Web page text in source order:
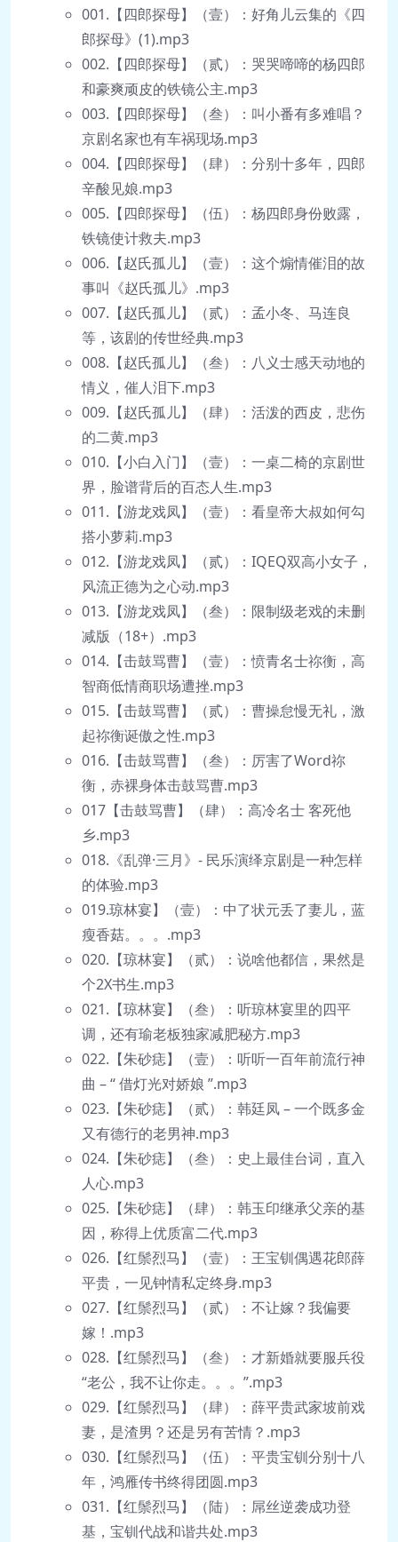
001.【四郎探母】（壹）：好角儿云集的《四
郎探母》(1).mp3
002.【四郎探母】（贰）：哭哭啼啼的杨四郎
和豪爽顽皮的铁镜公主.mp3
003.【四郎探母】（叁）：叫小番有多难唱？
京剧名家也有车祸现场.mp3
004.【四郎探母】（肆）：分别十多年，四郎
辛酸见娘.mp3
005.【四郎探母】（伍）：杨四郎身份败露，
铁镜使计救夫.mp3
006.【赵氏孤儿】（壹）：这个煽情催泪的故
事叫《赵氏孤儿》.mp3
007.【赵氏孤儿】（贰）：孟小冬、马连良
等，该剧的传世经典.mp3
008.【赵氏孤儿】（叁）：八义士感天动地的
情义，催人泪下.mp3
009.【赵氏孤儿】（肆）：活泼的西皮，悲伤
的二黄.mp3
010.【小白入门】（壹）：一桌二椅的京剧世
界，脸谱背后的百态人生.mp3
011.【游龙戏凤】（壹）：看皇帝大叔如何勾
搭小萝莉.mp3
012.【游龙戏凤】（贰）：IQEQ双高小女子，
风流正德为之心动.mp3
013.【游龙戏凤】（叁）：限制级老戏的未删
减版（18+）.mp3
014.【击鼓骂曹】（壹）：愤青名士祢衡，高
智商低情商职场遭挫.mp3
015.【击鼓骂曹】（贰）：曹操怠慢无礼，激
起祢衡诞傲之性.mp3
016.【击鼓骂曹】（叁）：厉害了Word祢
衡，赤裸身体击鼓骂曹.mp3
017【击鼓骂曹】（肆）：高冷名士 客死他
乡.mp3
018.《乱弹·三月》- 民乐演绎京剧是一种怎样
的体验.mp3
019.琼林宴】（壹）：中了状元丢了妻儿，蓝
瘦香菇。。。.mp3
020.【琼林宴】（贰）：说啥他都信，果然是
个2X书生.mp3
021.【琼林宴】（叁）：听琼林宴里的四平
调，还有瑜老板独家减肥秘方.mp3
022.【朱砂痣】（壹）：听听一百年前流行神
曲 – “ 借灯光对娇娘 ”.mp3
023.【朱砂痣】（贰）：韩廷凤 – 一个既多金
又有德行的老男神.mp3
024.【朱砂痣】（叁）：史上最佳台词，直入
人心.mp3
025.【朱砂痣】（肆）：韩玉印继承父亲的基
因，称得上优质富二代.mp3
026.【红鬃烈马】（壹）：王宝钏偶遇花郎薛
平贵，一见钟情私定终身.mp3
027.【红鬃烈马】（贰）：不让嫁？我偏要
嫁！.mp3
028.【红鬃烈马】（叁）：才新婚就要服兵役
“老公，我不让你走。。。”.mp3
029.【红鬃烈马】（肆）：薛平贵武家坡前戏
妻，是渣男？还是另有苦情？.mp3
030.【红鬃烈马】（伍）：平贵宝钏分别十八
年，鸿雁传书终得团圆.mp3
031.【红鬃烈马】（陆）：屌丝逆袭成功登
基，宝钏代战和谐共处.mp3